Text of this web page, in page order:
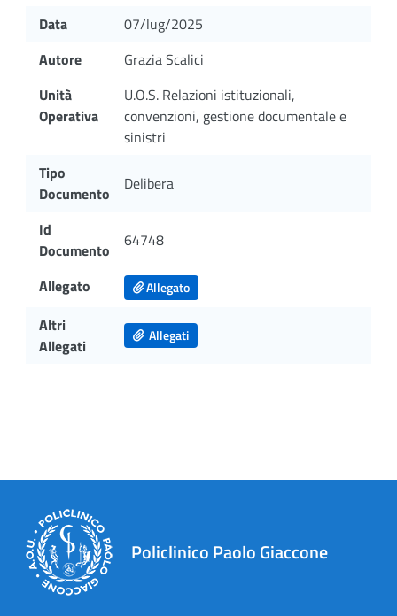
Data
07/lug/2025
Autore
Grazia Scalici
Unità
Operativa
U.O.S. Relazioni istituzionali,
convenzioni, gestione documentale e
sinistri
Tipo
Documento
Delibera
Id
Documento
64748
Allegato Allegato
Altri
Allegati
Allegati
Policlinico Paolo Giaccone